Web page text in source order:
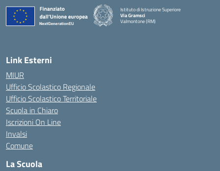
Istituto di Istruzione Superiore
Via Gramsci
Valmontone (RM)
Link Esterni
MIUR
Ufficio Scolastico Regionale
Ufficio Scolastico Territoriale
Scuola in Chiaro
Iscrizioni On Line
Invalsi
Comune
La Scuola